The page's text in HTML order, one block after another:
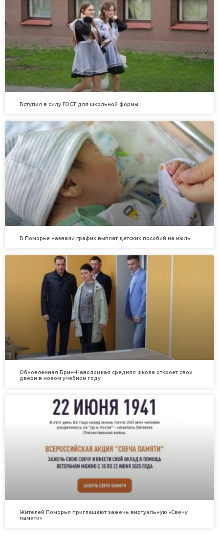
Вступил в силу ГОСТ для школьной формы
В Поморье назвали график выплат детских пособий на июль
Обновленная Брин-Наволоцкая средняя школа откроет свои
двери в новом учебном году
Жителей Поморья приглашают зажечь виртуальную «Свечу
памяти»